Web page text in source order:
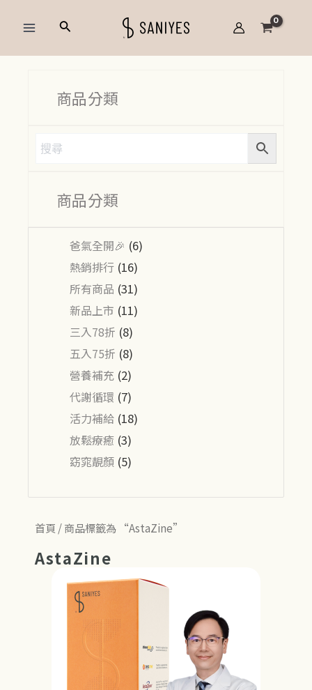
搜
商品分類
商品分類
爸氣全開🎉 (6)
熱銷排行 (16)
所有商品 (31)
新品上市 (11)
三入78折 (8)
五入75折 (8)
營養補充 (2)
代謝循環 (7)
活力補給 (18)
放鬆療癒 (3)
窈窕靚顏 (5)
首頁 / 商品標籤為 “AstaZine”
AstaZine